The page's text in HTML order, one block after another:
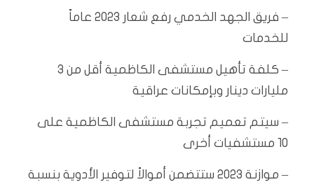
– فريق الجهد الخدمي رفع شعار 2023 عاماً
للخدمات
– كلفة تأهيل مستشفى الكاظمية أقل من 3
مليارات دينار وبإمكانات عراقية
– سيتم تعميم تجربة مستشفى الكاظمية على
10 مستشفيات أخرى
– موازنة 2023 ستتضمن أموالاً لتوفير الأدوية بنسبة